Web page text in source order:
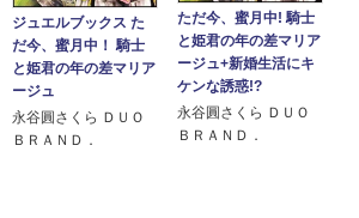
ジュエルブックス た
だ今、蜜月中！ 騎士
と姫君の年の差マリア
ージュ
永谷圓さくら ＤＵＯ
ＢＲＡＮＤ．
ただ今、蜜月中! 騎士
と姫君の年の差マリア
ージュ+新婚生活にキ
ケンな誘惑!?
永谷圓さくら ＤＵＯ
ＢＲＡＮＤ．